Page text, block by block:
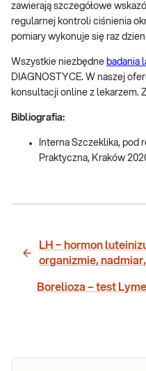
zawierają szczegółowe
regularnej kontroli ciśnienia
pomiary wykonuje się raz
Wszystkie niezbędne badania
DIAGNOSTYCE. W naszej
konsultacji online z lekarzem.
Bibliografia:
Interna Szczeklika, pod
Praktyczna, Kraków
LH − hormon
organizmie,
Borelioza – test